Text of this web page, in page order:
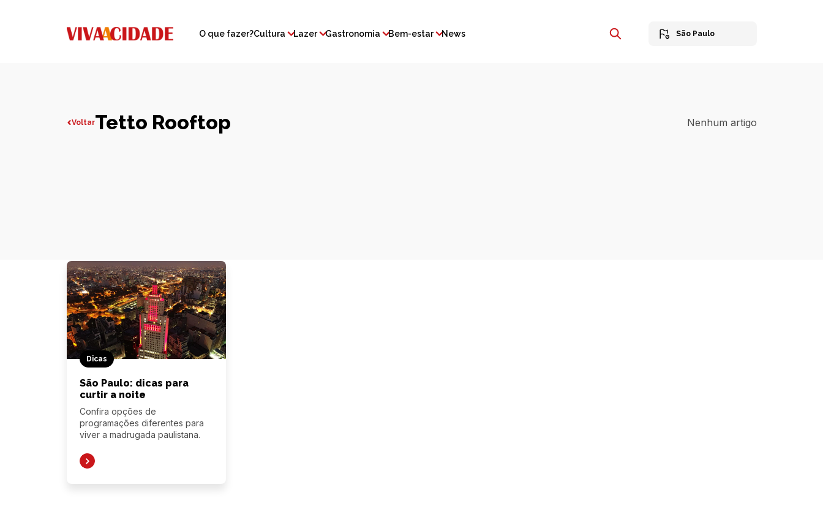
O que fazer?Cultura Lazer Gastronomia Bem-estar News São Paulo
VoltarTetto Rooftop Nenhum artigo
Dicas
São Paulo: dicas para
curtir a noite
Confira opções de
programações diferentes para
viver a madrugada paulistana.